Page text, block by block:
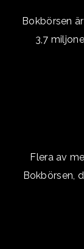
Bokbörsen
3,7
Flera av
Bokbörsen,